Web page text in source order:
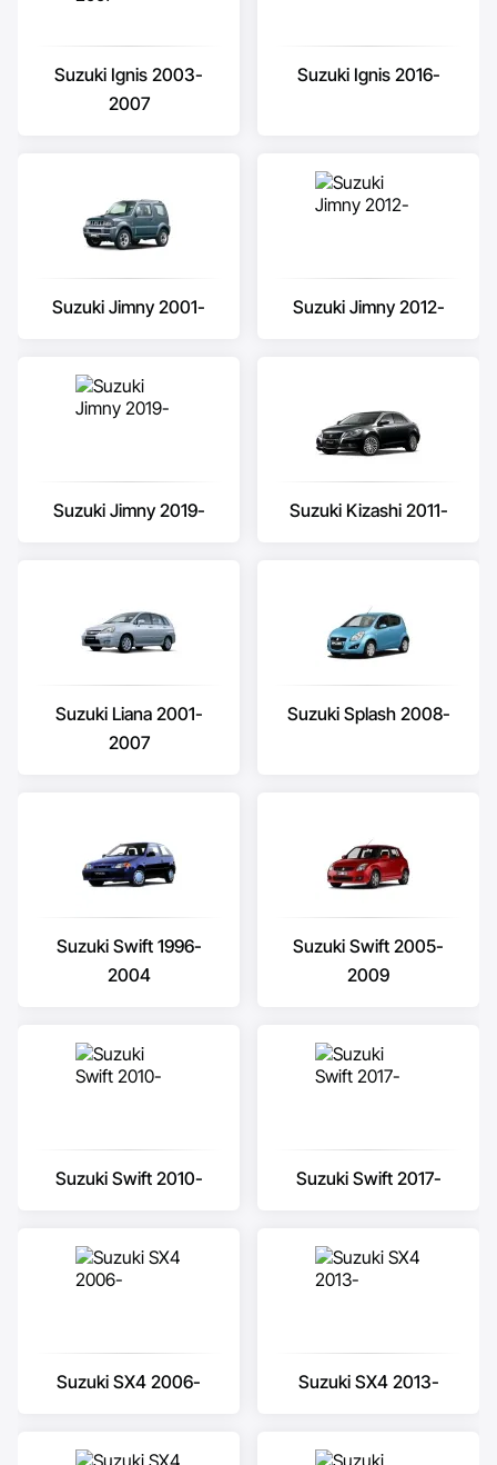
Suzuki Ignis 2003-
2007
Suzuki Ignis 2016-
Suzuki Jimny 2001- Suzuki Jimny 2012-
Suzuki Jimny 2019- Suzuki Kizashi 2011-
Suzuki Liana 2001-
2007
Suzuki Splash 2008-
Suzuki Swift 1996-
2004
Suzuki Swift 2005-
2009
Suzuki Swift 2010- Suzuki Swift 2017-
Suzuki SX4 2006- Suzuki SX4 2013-